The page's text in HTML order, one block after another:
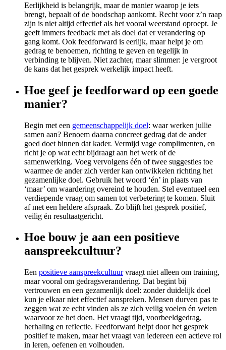
Eerlijkheid is belangrijk, maar de manier waarop je iets
brengt, bepaalt of de boodschap aankomt. Recht voor z’n raap
zijn is niet altijd effectief als het vooral weerstand oproept. Je
geeft immers feedback met als doel dat er verandering op
gang komt. Ook feedforward is eerlijk, maar helpt je om
gedrag te benoemen, richting te geven en tegelijk in
verbinding te blijven. Niet zachter, maar slimmer: je vergroot
de kans dat het gesprek werkelijk impact heeft.
Hoe geef je feedforward op een goede
manier?
Begin met een gemeenschappelijk doel: waar werken jullie
samen aan? Benoem daarna concreet gedrag dat de ander
goed doet binnen dat kader. Vermijd vage complimenten, en
richt je op wat echt bijdraagt aan het werk of de
samenwerking. Voeg vervolgens één of twee suggesties toe
waarmee de ander zich verder kan ontwikkelen richting het
gezamenlijke doel. Gebruik het woord ‘én’ in plaats van
‘maar’ om waardering overeind te houden. Stel eventueel een
verdiepende vraag om samen tot verbetering te komen. Sluit
af met een heldere afspraak. Zo blijft het gesprek positief,
veilig én resultaatgericht.
Hoe bouw je aan een positieve
aanspreekcultuur?
Een positieve aanspreekcultuurvraagt niet alleen om training,
maar vooral om gedragsverandering. Dat begint bij
vertrouwen en een gezamenlijk doel: zonder duidelijk doel
kun je elkaar niet effectief aanspreken. Mensen durven pas te
zeggen wat ze echt vinden als ze zich veilig voelen én weten
waarvoor ze het doen. Het vraagt tijd, voorbeeldgedrag,
herhaling en reflectie. Feedforward helpt door het gesprek
positief te maken, maar het vraagt van iedereen een actieve rol
in leren, oefenen en volhouden.